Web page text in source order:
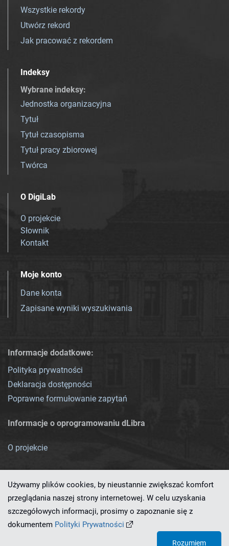
Wszystkie rekordy
Utwórz rekord
Jak pracować z rekordem
Indeksy
Wybrane indeksy:
Jednostka organizacyjna
Tytuł
Tytuł czasopisma
Tytuł pracy zbiorowej
Twórca
O DigiLab
O projekcie
Słownik
Kontakt
Moje konto
Dane konta
Zapisane wyniki wyszukiwania
Informacje dodatkowe:
Polityka prywatności
Deklaracja dostępności
Poprawne formułowanie zapytań
Informacje o oprogramowaniu dLibra
O projekcie
Ten serwis działa dzięki oprogramowaniu
Używamy plików cookies, by nieustannie zwiększać komfort
przeglądania naszej strony internetowej. W celu uzyskania
szczegółowych informacji, prosimy o zapoznanie się z
dokumentem Polityki Prywatności
Rozumiem